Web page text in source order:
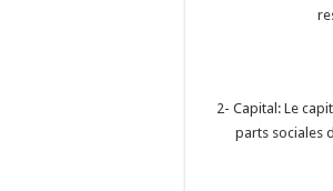
2- Capital: Le
parts sociales